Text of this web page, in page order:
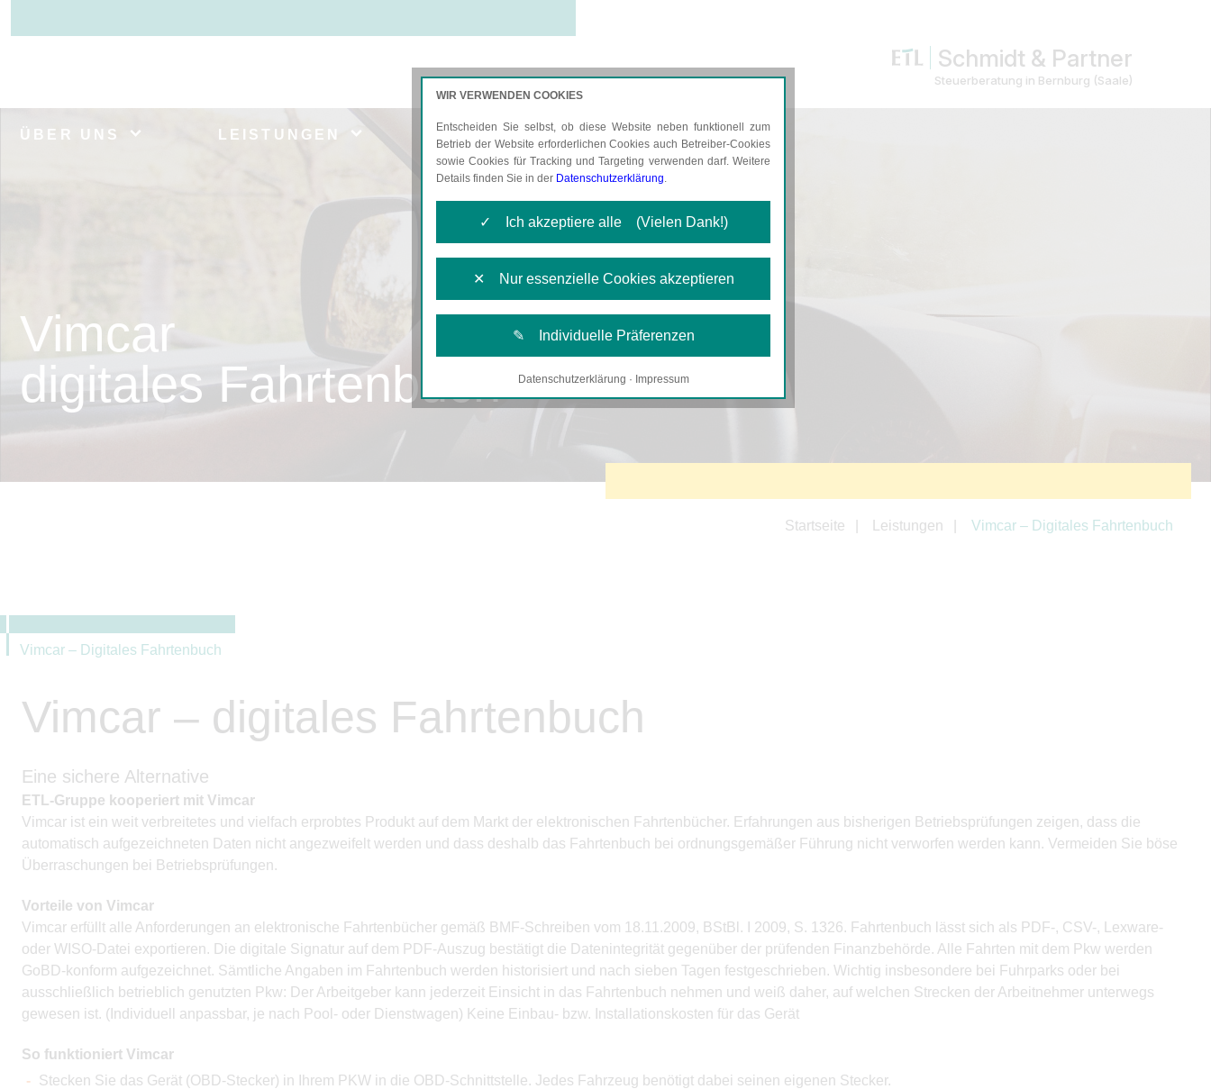
Schmidt & Partner
Steuerberatung in Bernburg (Saale)
ÜBER UNS LEISTUNGEN AKTUELLES KARRIERE
Vimcar
digitales Fahrtenbuch
Startseite Leistungen Vimcar – Digitales Fahrtenbuch
Vimcar – Digitales Fahrtenbuch
Vimcar – digitales Fahrtenbuch
Eine sichere Alternative
ETL-Gruppe kooperiert mit Vimcar
Vimcar ist ein weit verbreitetes und vielfach erprobtes Produkt auf dem Markt der elektronischen Fahrtenbücher. Erfahrungen aus bisherigen Betriebsprüfungen zeigen, dass die
automatisch aufgezeichneten Daten nicht angezweifelt werden und dass deshalb das Fahrtenbuch bei ordnungsgemäßer Führung nicht verworfen werden kann. Vermeiden Sie böse
Überraschungen bei Betriebsprüfungen.
Vorteile von Vimcar
Vimcar erfüllt alle Anforderungen an elektronische Fahrtenbücher gemäß BMF-Schreiben vom 18.11.2009, BStBl. I 2009, S. 1326. Fahrtenbuch lässt sich als PDF-, CSV-, Lexware-
oder WISO-Datei exportieren. Die digitale Signatur auf dem PDF-Auszug bestätigt die Datenintegrität gegenüber der prüfenden Finanzbehörde. Alle Fahrten mit dem Pkw werden
GoBD-konform aufgezeichnet. Sämtliche Angaben im Fahrtenbuch werden historisiert und nach sieben Tagen festgeschrieben. Wichtig insbesondere bei Fuhrparks oder bei
ausschließlich betrieblich genutzten Pkw: Der Arbeitgeber kann jederzeit Einsicht in das Fahrtenbuch nehmen und weiß daher, auf welchen Strecken der Arbeitnehmer unterwegs
gewesen ist. (Individuell anpassbar, je nach Pool- oder Dienstwagen) Keine Einbau- bzw. Installationskosten für das Gerät
So funktioniert Vimcar
Stecken Sie das Gerät (OBD-Stecker) in Ihrem PKW in die OBD-Schnittstelle. Jedes Fahrzeug benötigt dabei seinen eigenen Stecker.
WIR VERWENDEN COOKIES
Entscheiden Sie selbst, ob diese Website neben funktionell zum
Betrieb der Website erforderlichen Cookies auch Betreiber-Cookies
sowie Cookies für Tracking und Targeting verwenden darf. Weitere
Details finden Sie in der Datenschutzerklärung.
✓ Ich akzeptiere alle (Vielen Dank!)
✕ Nur essenzielle Cookies akzeptieren
✎ Individuelle Präferenzen
Notwendige Cookies
Datenschutzerklärung · Impressum